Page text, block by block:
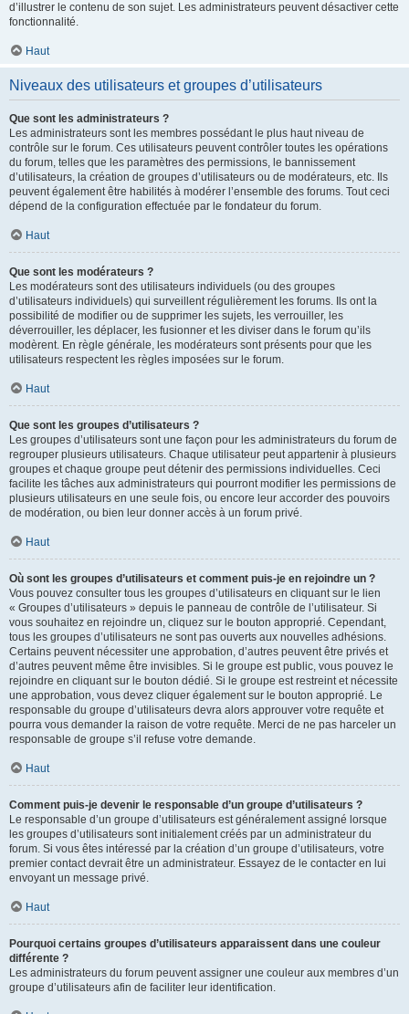
d’illustrer le contenu de son sujet. Les administrateurs peuvent désactiver cette
fonctionnalité.
Haut
Niveaux des utilisateurs et groupes d’utilisateurs
Que sont les administrateurs ?
Les administrateurs sont les membres possédant le plus haut niveau de
contrôle sur le forum. Ces utilisateurs peuvent contrôler toutes les opérations
du forum, telles que les paramètres des permissions, le bannissement
d’utilisateurs, la création de groupes d’utilisateurs ou de modérateurs, etc. Ils
peuvent également être habilités à modérer l’ensemble des forums. Tout ceci
dépend de la configuration effectuée par le fondateur du forum.
Haut
Que sont les modérateurs ?
Les modérateurs sont des utilisateurs individuels (ou des groupes
d’utilisateurs individuels) qui surveillent régulièrement les forums. Ils ont la
possibilité de modifier ou de supprimer les sujets, les verrouiller, les
déverrouiller, les déplacer, les fusionner et les diviser dans le forum qu’ils
modèrent. En règle générale, les modérateurs sont présents pour que les
utilisateurs respectent les règles imposées sur le forum.
Haut
Que sont les groupes d’utilisateurs ?
Les groupes d’utilisateurs sont une façon pour les administrateurs du forum de
regrouper plusieurs utilisateurs. Chaque utilisateur peut appartenir à plusieurs
groupes et chaque groupe peut détenir des permissions individuelles. Ceci
facilite les tâches aux administrateurs qui pourront modifier les permissions de
plusieurs utilisateurs en une seule fois, ou encore leur accorder des pouvoirs
de modération, ou bien leur donner accès à un forum privé.
Haut
Où sont les groupes d’utilisateurs et comment puis-je en rejoindre un ?
Vous pouvez consulter tous les groupes d’utilisateurs en cliquant sur le lien
« Groupes d’utilisateurs » depuis le panneau de contrôle de l’utilisateur. Si
vous souhaitez en rejoindre un, cliquez sur le bouton approprié. Cependant,
tous les groupes d’utilisateurs ne sont pas ouverts aux nouvelles adhésions.
Certains peuvent nécessiter une approbation, d’autres peuvent être privés et
d’autres peuvent même être invisibles. Si le groupe est public, vous pouvez le
rejoindre en cliquant sur le bouton dédié. Si le groupe est restreint et nécessite
une approbation, vous devez cliquer également sur le bouton approprié. Le
responsable du groupe d’utilisateurs devra alors approuver votre requête et
pourra vous demander la raison de votre requête. Merci de ne pas harceler un
responsable de groupe s’il refuse votre demande.
Haut
Comment puis-je devenir le responsable d’un groupe d’utilisateurs ?
Le responsable d’un groupe d’utilisateurs est généralement assigné lorsque
les groupes d’utilisateurs sont initialement créés par un administrateur du
forum. Si vous êtes intéressé par la création d’un groupe d’utilisateurs, votre
premier contact devrait être un administrateur. Essayez de le contacter en lui
envoyant un message privé.
Haut
Pourquoi certains groupes d’utilisateurs apparaissent dans une couleur
différente ?
Les administrateurs du forum peuvent assigner une couleur aux membres d’un
groupe d’utilisateurs afin de faciliter leur identification.